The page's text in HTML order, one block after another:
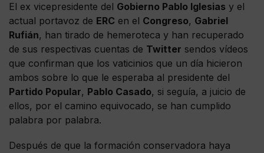
El ex vicepresidente del Gobierno Pablo Iglesias y el
actual portavoz de ERC en el Congreso, Gabriel
Rufián, han tirado de hemeroteca y han recuperado
de sus respectivas cuentas de Twitter sendos vídeos
que confirman que los vaticinios que un día hicieron
ambos sobre lo que le esperaba al presidente del
Partido Popular, Pablo Casado, si seguía, a juicio de
ellos, por el camino equivocado, se han cumplido
palabra por palabra.
Después de que la formación conservadora haya